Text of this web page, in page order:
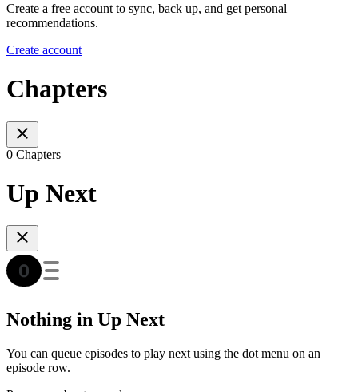
Create a free account to sync, back up, and get personal
recommendations.
Create account
Chapters
0 Chapters
Up Next
Nothing in Up Next
You can queue episodes to play next using the dot menu on an
episode row.